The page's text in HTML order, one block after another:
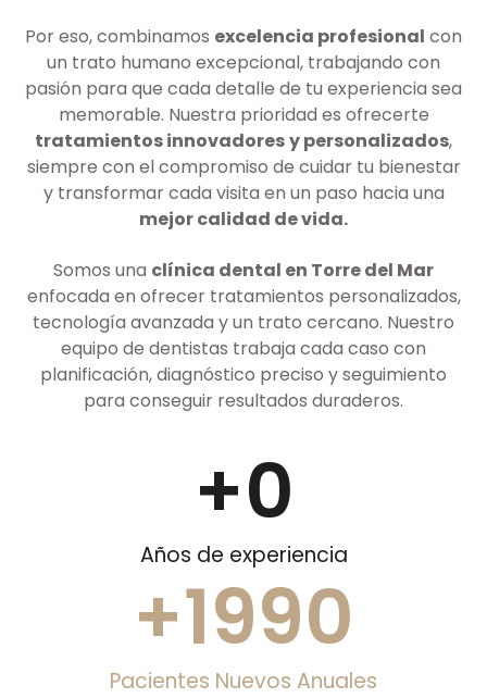
Por eso, combinamos excelencia profesional con
un trato humano excepcional, trabajando con
pasión para que cada detalle de tu experiencia sea
memorable. Nuestra prioridad es ofrecerte
tratamientos innovadoresy personalizados,
siempre con el compromiso de cuidar tu bienestar
y transformar cada visita en un paso hacia una
mejor calidad de vida.
Somos una clínica dental en Torre del Mar
enfocada en ofrecer tratamientos personalizados,
tecnología avanzada y un trato cercano. Nuestro
equipo de dentistas trabaja cada caso con
planificación, diagnóstico preciso y seguimiento
para conseguir resultados duraderos.
Años de experiencia
+0
Pacientes Nuevos Anuales
+1990